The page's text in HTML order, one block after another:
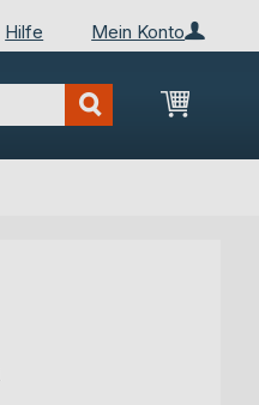
Mein Konto
Hilfe
Mein